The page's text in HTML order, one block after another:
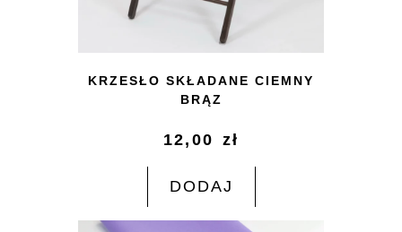
KRZESŁO SKŁADANE CIEMNY
BRĄZ
12,00 zł
DODAJ